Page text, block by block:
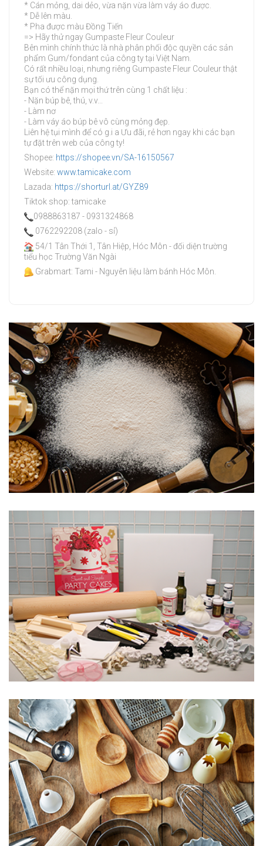
* Cán mỏng, dai dẻo, vừa nặn vừa làm váy áo được.
* Dễ lên màu.
* Pha được màu Đồng Tiến
=> Hãy thử ngay Gumpaste Fleur Couleur
Bên mình chính thức là nhà phân phối độc quyền các sản
phẩm Gum/fondant của công ty tại Việt Nam.
Có rất nhiều loại, nhưng riêng Gumpaste Fleur Couleur thật
sự tối ưu công dụng.
Bạn có thể nặn mọi thứ trên cùng 1 chất liệu :
- Nặn búp bê, thú, v.v...
- Làm nơ
- Làm váy áo búp bê vô cùng mỏng đẹp.
Liên hệ tụi mình để có g.i a Ưu đãi, rẻ hơn ngay khi các bạn
tự đặt trên web của công ty!
Shopee: https://shopee.vn/SA-16150567
Website: www.tamicake.com
Lazada: https://shorturl.at/GYZ89
Tiktok shop: tamicake
0988863187 - 0931324868
0762292208 (zalo - sỉ)
54/1 Tân Thới 1, Tân Hiệp, Hóc Môn - đối diện trường
tiểu học Trường Văn Ngài
Grabmart: Tami - Nguyên liệu làm bánh Hóc Môn.